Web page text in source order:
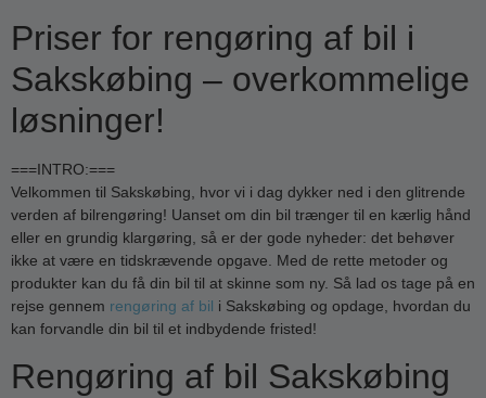
Priser for rengøring af bil i
Sakskøbing – overkommelige
løsninger!
===INTRO:===
Velkommen til Sakskøbing, hvor vi i dag dykker ned i den glitrende
verden af bilrengøring! Uanset om din bil trænger til en kærlig hånd
eller en grundig klargøring, så er der gode nyheder: det behøver
ikke at være en tidskrævende opgave. Med de rette metoder og
produkter kan du få din bil til at skinne som ny. Så lad os tage på en
rejse gennem rengøring af bil i Sakskøbing og opdage, hvordan du
kan forvandle din bil til et indbydende fristed!
Rengøring af bil Sakskøbing